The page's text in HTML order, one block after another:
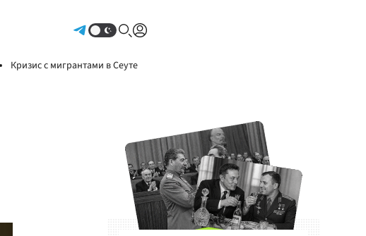
Кризис с мигрантами в Сеуте